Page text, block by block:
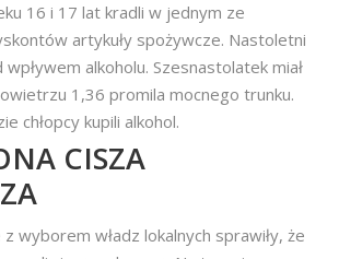
16 i 17 lat kradli w jednym ze
artykuły spożywcze. Nastoletni
alkoholu. Szesnastolatek miał
1,36 promila mocnego trunku.
chłopcy kupili alkohol.
CISZA
wyborem władz lokalnych sprawiły, że